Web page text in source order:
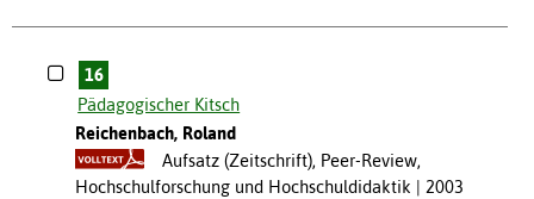
16
Pädagogischer Kitsch
Reichenbach, Roland
Aufsatz (Zeitschrift), Peer-Review,
Hochschulforschung und Hochschuldidaktik
2003